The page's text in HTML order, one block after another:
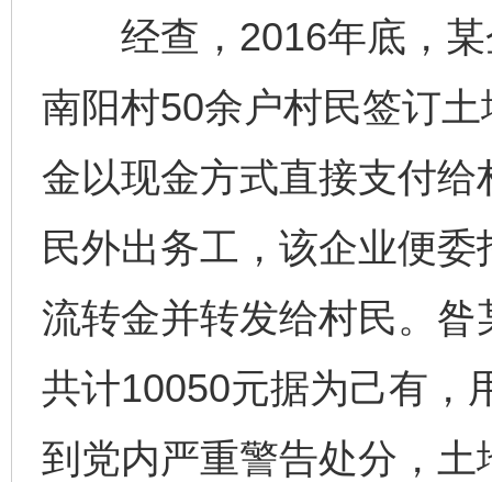
经查，2016年底，某
南阳村50余户村民签订
金以现金方式直接支付
民外出务工，该企业便
流转金并转发给村民。
共计10050元据为己有，
到党内严重警告处分，